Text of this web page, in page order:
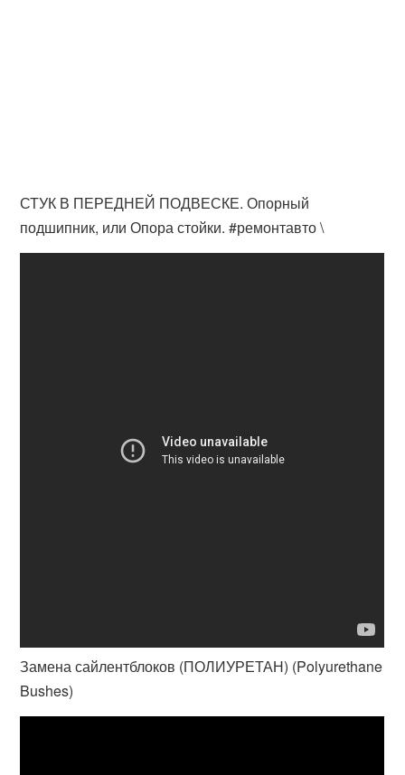
СТУК В ПЕРЕДНЕЙ ПОДВЕСКЕ. Опорный
подшипник, или Опора стойки. #ремонтавто \
Замена сайлентблоков (ПОЛИУРЕТАН) (Polyurethane
Bushes)